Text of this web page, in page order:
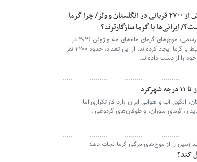
مرگبارترین روزهای داغ اروپا؛ بیش از ۲۷۰۰ قربانی در انگلستان و ولز/ چرا گرما
ایرانی‌ها با گرما سازگارترند؟
بر اساس گزارش‌های رسمی، موج‌های گرمای ماه‌های مه و ژوئن ۲۰۲۶ در
انگلستان و ولز حدود ۲۷۳۶ مرگ مرتبط با گرما ایجاد کرده‌اند. از این تعداد، حدود ۲۲۰۰ نفر
را از دست داده‌اند.
الگوی آب و هوایی ایران وارد فاز تکراری اما
گرمایِ سوزان، و طوفان‌های گردوغبار.
زمین را از موج‌های مرگبار گرما نجات دهد
کند؟